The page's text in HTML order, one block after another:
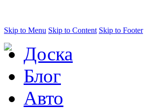
Skip to Menu Skip to Content Skip to Footer
Доска
Блог
Авто